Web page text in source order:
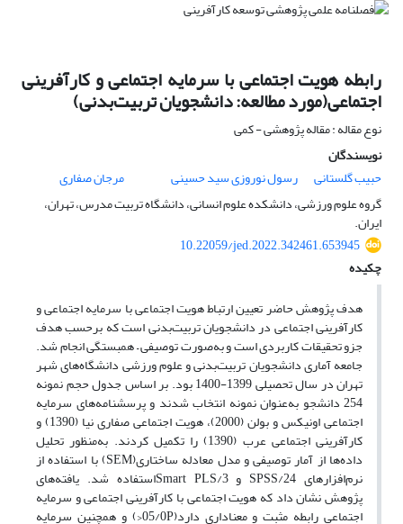
رابطه هویت اجتماعی با سرمایه اجتماعی و کارآفرینی
اجتماعی(مورد مطالعه: دانشجویان تربیت‌بدنی)
نوع مقاله : مقاله پژوهشی - کمی
نویسندگان
حبیب گلستانی
رسول نوروزی سید حسینی
مرجان صفاری
گروه علوم ورزشی، دانشکده علوم انسانی، دانشگاه تربیت مدرس، تهران،
ایران.
10.22059/jed.2022.342461.653945
چکیده
هدف پژوهش حاضر تعیین ارتباط هویت اجتماعی با سرمایه اجتماعی و
کارآفرینی اجتماعی در دانشجویان تربیت‌بدنی است که برحسب هدف
جزو تحقیقات کاربردی است و به‌صورت توصیفی – همبستگی انجام شد.
جامعه آماری دانشجویان تربیت‌بدنی و علوم ورزشی دانشگاه‌های شهر
تهران در سال تحصیلی 1399-1400 بود. بر اساس جدول حجم نمونه
254 دانشجو به‌عنوان نمونه انتخاب شدند و پرسشنامه‌های سرمایه
اجتماعی اونیکس و بولن (2000)، هویت اجتماعی صفاری نیا (1390) و
کارآفرینی اجتماعی عرب (1390) را تکمیل کردند. به‌منظور تحلیل
داده‌ها از آمار توصیفی و مدل معادله ساختاری(SEM) با استفاده از
نرم‌افزارهای SPSS/24 و Smart PLS/3استفاده شد. یافته‌های
پژوهش نشان داد که هویت اجتماعی با کارآفرینی اجتماعی و سرمایه
اجتماعی رابطه مثبت و معناداری دارد(05/0P<) و همچنین سرمایه